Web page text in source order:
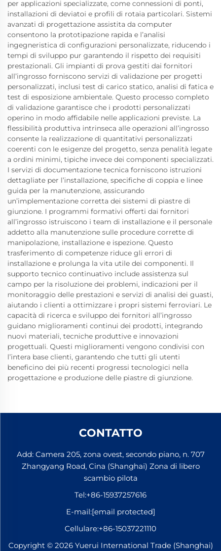
per applicazioni specializzate, come connessioni di ponti,
installazioni di deviatoi e profili di rotaia particolari. Sistemi
avanzati di progettazione assistita da computer
consentono la prototipazione rapida e l’analisi
ingegneristica di configurazioni personalizzate, riducendo i
tempi di sviluppo pur garantendo il rispetto dei requisiti
prestazionali. Gli impianti di prova gestiti dai fornitori
all’ingrosso forniscono servizi di validazione per progetti
personalizzati, inclusi test di carico statico, analisi di fatica e
test di esposizione ambientale. Questo processo completo
di validazione garantisce che i prodotti personalizzati
operino in modo affidabile nelle applicazioni previste. La
flessibilità produttiva intrinseca alle operazioni all’ingrosso
consente la realizzazione di quantitativi personalizzati
coerenti con le esigenze del progetto, senza penalità legate
a ordini minimi, tipiche invece dei componenti specializzati.
I servizi di documentazione tecnica forniscono istruzioni
dettagliate per l’installazione, specifiche di coppia e linee
guida per la manutenzione, assicurando
un’implementazione corretta dei sistemi di piastre di
giunzione. I programmi formativi offerti dai fornitori
all’ingrosso istruiscono i team di installazione e il personale
addetto alla manutenzione sulle procedure corrette di
manipolazione, installazione e ispezione. Questo
trasferimento di competenze riduce gli errori di
installazione e prolunga la vita utile dei componenti. Il
supporto tecnico continuativo include assistenza sul
campo per la risoluzione dei problemi, indicazioni per il
monitoraggio delle prestazioni e servizi di analisi dei guasti,
aiutando i clienti a ottimizzare i propri sistemi ferroviari. Le
capacità di ricerca e sviluppo dei fornitori all’ingrosso
guidano miglioramenti continui dei prodotti, integrando
nuovi materiali, tecniche produttive e innovazioni
progettuali. Questi miglioramenti vengono condivisi con
l’intera base clienti, garantendo che tutti gli utenti
beneficino dei più recenti progressi tecnologici nella
progettazione e produzione delle piastre di giunzione.
CONTATTO
Add: Camera 205, zona ovest, secondo piano, n. 707
Zhangyang Road, Cina (Shanghai) Zona di libero
scambio pilota
Tel:+86-15937257616
E-mail:[email protected]
Cellulare:+86-15037221110
Copyright © 2026 Yuerui International Trade (Shanghai)